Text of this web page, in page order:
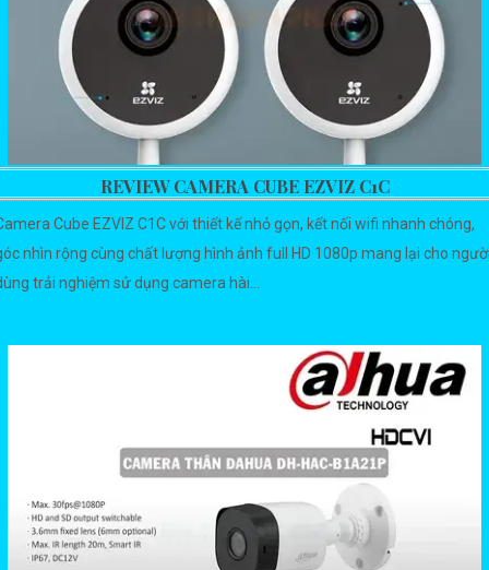
REVIEW CAMERA CUBE EZVIZ C1C
Cube EZVIZ C1C với thiết kế nhỏ gọn, kết nối wifi nhanh chóng,
nhìn rộng cùng chất lượng hình ảnh full HD 1080p mang lại cho
trải nghiệm sử dụng camera hài...